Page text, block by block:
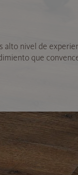
alto nivel de
que